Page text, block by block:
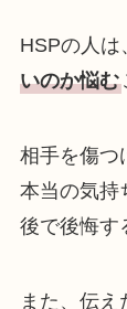
HSPの人は
いのか悩む
相手を傷つ
本当の気持
後で後悔す
また、伝